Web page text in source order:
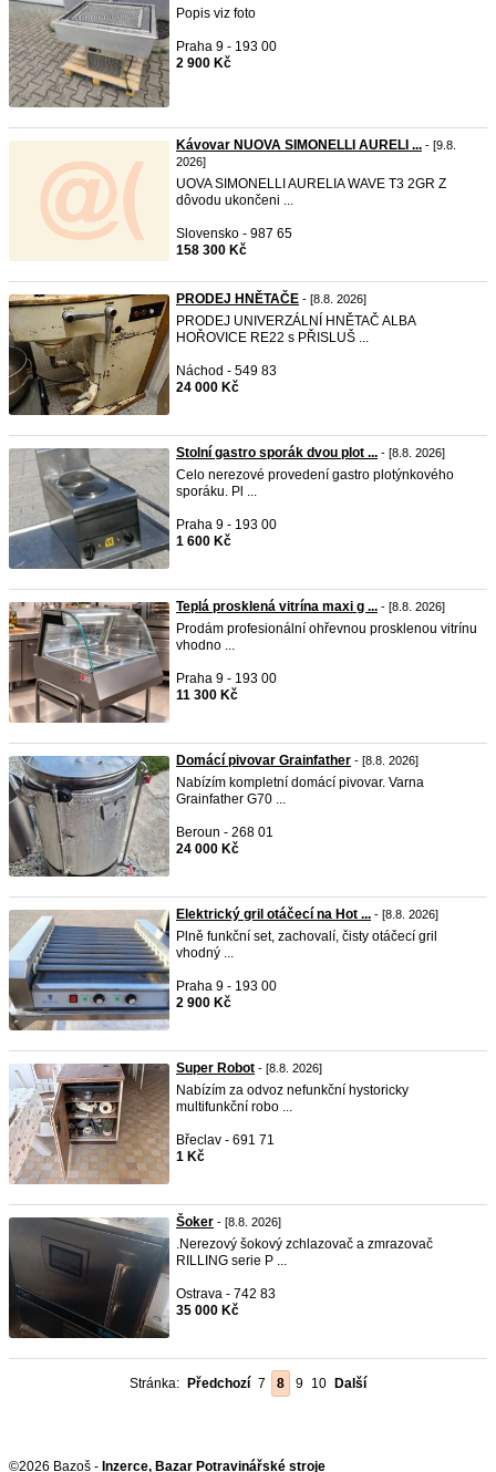
Popis viz foto
Praha 9 - 193 00
2 900 Kč
Kávovar NUOVA SIMONELLI AURELI ... - [9.8.
2026]
UOVA SIMONELLI AURELIA WAVE T3 2GR Z
dôvodu ukončeni ...
Slovensko - 987 65
158 300 Kč
PRODEJ HNĚTAČE - [8.8. 2026]
PRODEJ UNIVERZÁLNÍ HNĚTAČ ALBA
HOŘOVICE RE22 s PŘISLUŠ ...
Náchod - 549 83
24 000 Kč
Stolní gastro sporák dvou plot ... - [8.8. 2026]
Celo nerezové provedení gastro plotýnkového
sporáku. Pl ...
Praha 9 - 193 00
1 600 Kč
Teplá prosklená vitrína maxi g ... - [8.8. 2026]
Prodám profesionální ohřevnou prosklenou vitrínu
vhodno ...
Praha 9 - 193 00
11 300 Kč
Domácí pivovar Grainfather - [8.8. 2026]
Nabízím kompletní domácí pivovar. Varna
Grainfather G70 ...
Beroun - 268 01
24 000 Kč
Elektrický gril otáčecí na Hot ... - [8.8. 2026]
Plně funkční set, zachovalí, čisty otáčecí gril
vhodný ...
Praha 9 - 193 00
2 900 Kč
Super Robot - [8.8. 2026]
Nabízím za odvoz nefunkční hystoricky
multifunkční robo ...
Břeclav - 691 71
1 Kč
Šoker - [8.8. 2026]
.Nerezový šokový zchlazovač a zmrazovač
RILLING serie P ...
Ostrava - 742 83
35 000 Kč
Stránka: Předchozí 7 8 9 10 Další
©2026 Bazoš - Inzerce, Bazar Potravinářské stroje